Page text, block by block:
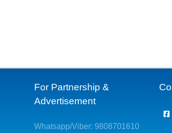
For Partnership &
Advertisement
Whatsapp/Viber: 9808701610